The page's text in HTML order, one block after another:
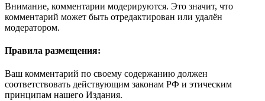
Внимание, комментарии модерируются. Это значит, что
комментарий может быть отредактирован или удалён
модератором.
Правила размещения:
Ваш комментарий по своему содержанию должен
соответствовать действующим законам РФ и этическим
принципам нашего Издания.